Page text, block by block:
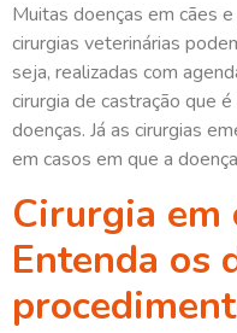
Muitas doenças em cães
cirurgias veterinárias
seja, realizadas com
cirurgia de castração que
doenças. Já as cirurgias
em casos em que a
Cirurgia em
Entenda os